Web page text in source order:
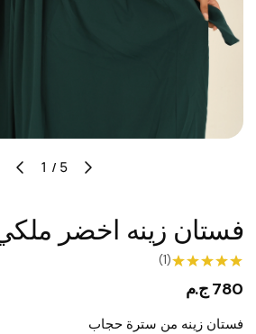
⁦1 / 5⁩
فستان زينه اخضر
(1)
780 ج.م
فستان زينه من سترة حجاب